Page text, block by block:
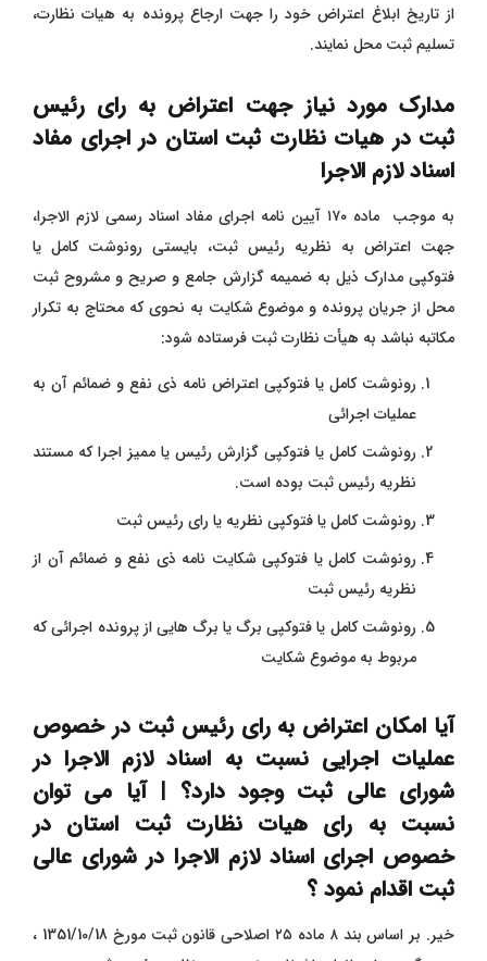
از تاریخ ابلاغ اعتراض خود را جهت ارجاع پرونده به هیات نظارت،
تسلیم ثبت محل نمایند.
مدارک مورد نیاز جهت اعتراض به رای رئیس
ثبت در هیات نظارت ثبت استان در اجرای مفاد
اسناد لازم الاجرا
به موجب ماده ۱۷۰ آیین نامه اجرای مفاد اسناد رسمی لازم الاجرا،
جهت اعتراض به نظریه رئیس ثبت، بایستی رونوشت کامل یا
فتوکپی مدارک ذیل به ضمیمه گزارش جامع و صریح و مشروح ثبت
محل از جریان پرونده و موضوع شکایت به نحوی که محتاج به تکرار
مکاتبه نباشد به هیأت نظارت ثبت فرستاده شود:
رونوشت کامل یا فتوکپی اعتراض نامه ذی نفع و ضمائم آن به
عملیات اجرائی
رونوشت کامل یا فتوکپی گزارش رئیس یا ممیز اجرا که مستند
نظریه رئیس ثبت بوده است.
رونوشت کامل یا فتوکپی نظریه یا رای رئیس ثبت
رونوشت کامل یا فتوکپی شکایت ‌نامه ذی نفع و ضمائم آن از
نظریه رئیس ثبت
رونوشت کامل یا فتوکپی برگ یا برگ‌ هایی از پرونده اجرائی که
مربوط به موضوع شکایت
آیا امکان اعتراض به رای رئیس ثبت در خصوص
عملیات اجرایی نسبت به اسناد لازم الاجرا در
شورای عالی ثبت وجود دارد؟ | آیا می توان
نسبت به رای هیات نظارت ثبت استان در
خصوص اجرای اسناد لازم الاجرا در شورای عالی
ثبت اقدام نمود ؟
خیر. بر اساس بند ۸ ماده ۲۵ اصلاحی قانون ثبت مورخ 1351/10/18 ،